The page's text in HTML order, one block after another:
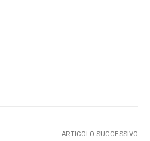
ARTICOLO SUCCESSIVO